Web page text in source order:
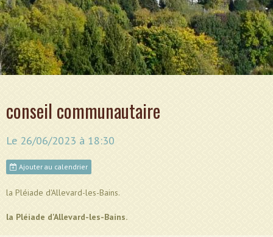
conseil communautaire
Le 26/06/2023 à 18:30
Ajouter au calendrier
la Pléiade d'Allevard-les-Bains.
la Pléiade d'Allevard-les-Bains.